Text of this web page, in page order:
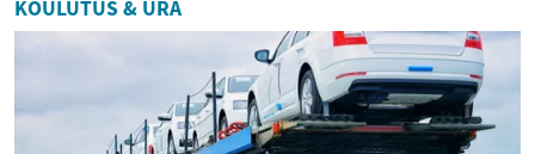
KOULUTUS & URA